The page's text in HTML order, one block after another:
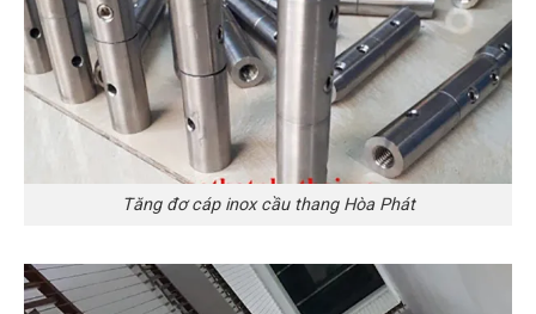
Tăng đơ cáp inox cầu thang Hòa Phát